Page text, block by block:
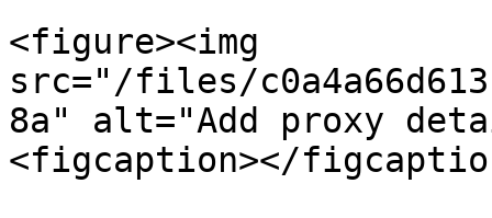
<figure><img
src="/files/
8a" alt="Add proxy
<figcaption></